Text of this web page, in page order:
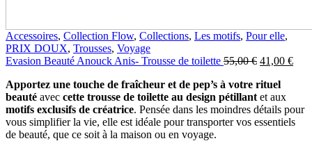
Accessoires, Collection Flow, Collections, Les motifs, Pour elle,
PRIX DOUX, Trousses, Voyage
Evasion Beauté Anouck Anis- Trousse de toilette 55,00€ Le
initial
était :
55,00 €.
41,00 €Le
Apportez une touche de fraîcheur et de pep’s à votre rituel
beauté avec cette trousse de toilette au design pétillant et aux
motifs exclusifs de créatrice. Pensée dans les moindres détails pour
vous simplifier la vie, elle est idéale pour transporter vos essentiels
de beauté, que ce soit à la maison ou en voyage.